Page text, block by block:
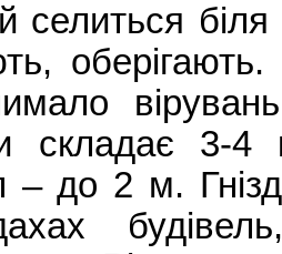
селиться
складає 3-4
– до 2 м.